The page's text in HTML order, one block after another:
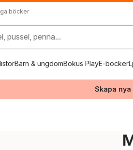
böcker
pussel, penna...
Barn & ungdomBokus PlayE-böcker
Skapa